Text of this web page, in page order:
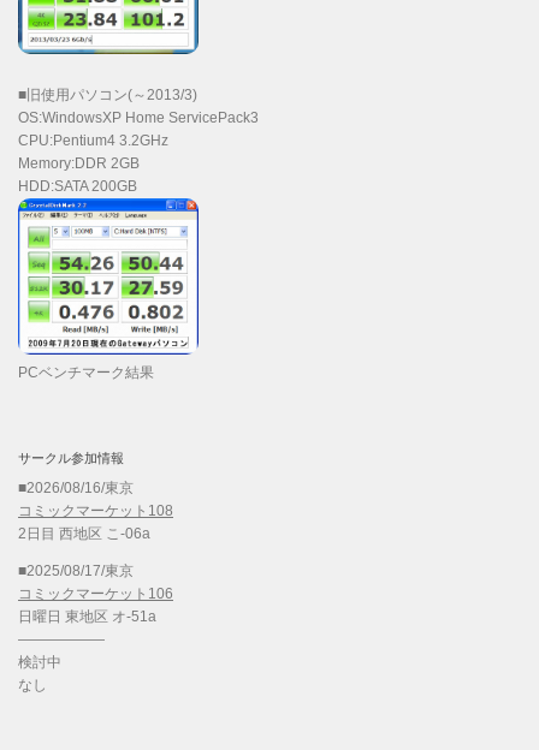
■旧使用パソコン(～2013/3)
OS:WindowsXP Home ServicePack3
CPU:Pentium4 3.2GHz
Memory:DDR 2GB
HDD:SATA 200GB
PCベンチマーク結果
サークル参加情報
■2026/08/16/東京
コミックマーケット108
2日目 西地区 こ-06a
■2025/08/17/東京
コミックマーケット106
日曜日 東地区 オ-51a
——————
検討中
なし